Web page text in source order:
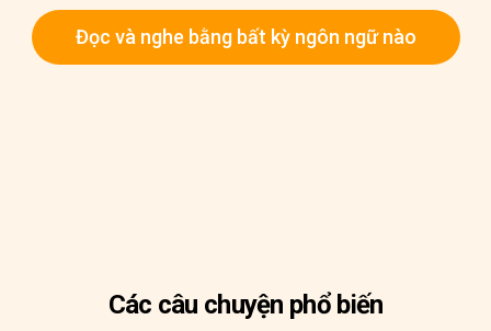
Đọc và nghe bằng bất kỳ ngôn ngữ nào
Các câu chuyện phổ biến